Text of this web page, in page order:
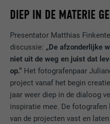
DIEP IN DE MATERIE
Presentator Matthias
discussie: „De afzonderlijke
niet uit de weg en juist dat
op.“ Het fotografenpaar
project vanaf het begin
jaar weer diep in de dialoog
inspiratie mee. De fotografen
van de projecten vast en